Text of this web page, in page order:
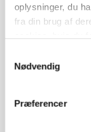
oplysninger, du
fra din brug af
Nødvendig
Præferencer
KVÆG
PLANTER
Før